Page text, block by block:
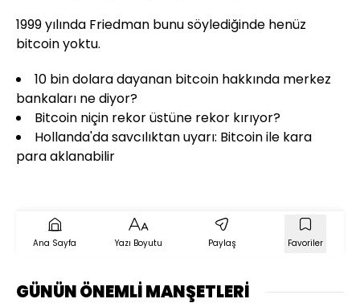
1999 yılında Friedman bunu söylediğinde henüz
bitcoin yoktu.
10 bin dolara dayanan bitcoin hakkında merkez
bankaları ne diyor?
Bitcoin niçin rekor üstüne rekor kırıyor?
Hollanda'da savcılıktan uyarı: Bitcoin ile kara
para aklanabilir
Ana Sayfa Yazı Boyutu Paylaş Favoriler
GÜNÜN ÖNEMLİ MANŞETLERİ